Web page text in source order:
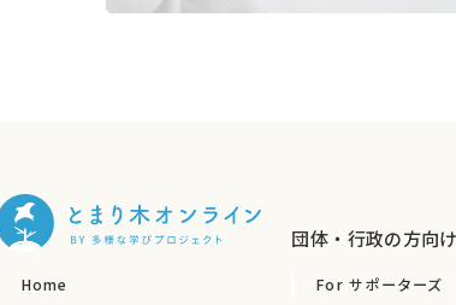
Home
団体・行政の方向け
For サポーターズ